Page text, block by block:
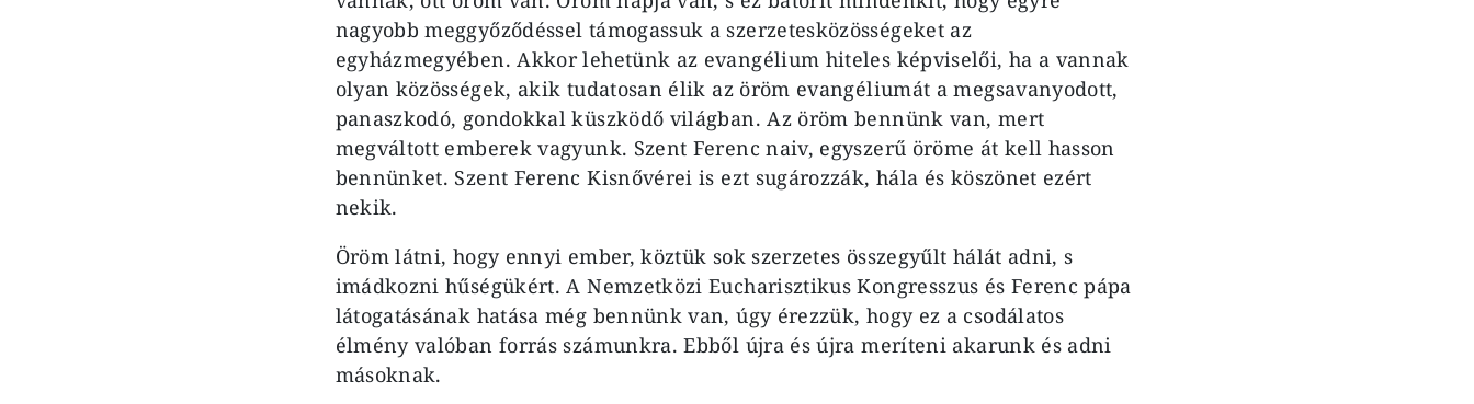
nagyobb meggyőződéssel támogassuk a szerzetesközösségeket az
egyházmegyében. Akkor lehetünk az evangélium hiteles képviselői, ha a vannak
olyan közösségek, akik tudatosan élik az öröm evangéliumát a megsavanyodott,
panaszkodó, gondokkal küszködő világban. Az öröm bennünk van, mert
megváltott emberek vagyunk. Szent Ferenc naiv, egyszerű öröme át kell hasson
bennünket. Szent Ferenc Kisnővérei is ezt sugározzák, hála és köszönet ezért
nekik.
Öröm látni, hogy ennyi ember, köztük sok szerzetes összegyűlt hálát adni, s
imádkozni hűségükért. A Nemzetközi Eucharisztikus Kongresszus és Ferenc pápa
látogatásának hatása még bennünk van, úgy érezzük, hogy ez a csodálatos
élmény valóban forrás számunkra. Ebből újra és újra meríteni akarunk és adni
másoknak.